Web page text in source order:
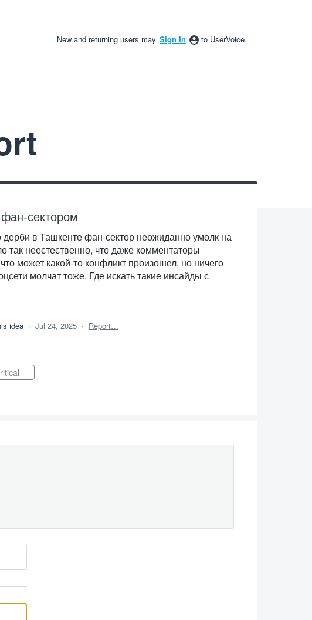
New and returning users may Sign In to UserVoice.
сектором
в Ташкенте фан-сектор неожиданно умолк на
так неестественно, что даже комментаторы
может какой-то конфликт произошел, но ничего
молчат тоже. Где искать такие инсайды с
idea · Jul 24, 2025 · Report…